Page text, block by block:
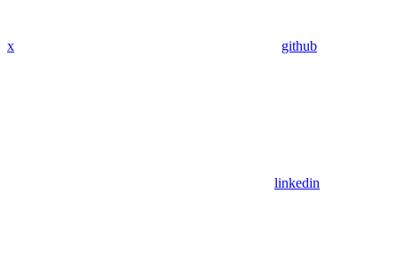
x github
linkedin